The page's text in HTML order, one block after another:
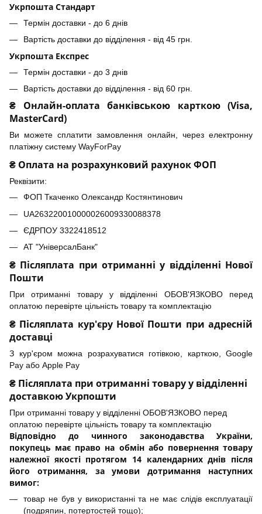
Укрпошта Стандарт
Термін доставки - до 6 днів
Вартість доставки до відділення - від 45 грн.
Укрпошта Експрес
Термін доставки - до 3 днів
Вартість доставки до відділення - від 60 грн.
₴ Онлайн-оплата банківською карткою (Visa,
MasterCard)
Ви можете сплатити замовлення онлайн, через електронну
платіжну систему WayForPay
₴ Оплата на розрахунковий рахунок ФОП
Реквізити:
ФОП Ткаченко Олександр Костянтинович
UA263220010000026009330088378
ЄДРПОУ 3322418512
АТ "УніверсалБанк"
₴ Післяплата при отриманні у відділенні Нової
Пошти
При отриманні товару у відділенні ОБОВ'ЯЗКОВО перед
оплатою перевірте цільність товару та комплектацію
₴ Післяплата кур'єру Нової Пошти при адресній
доставці
З кур'єром можна розрахуватися готівкою, карткою, Google
Pay або Apple Pay
₴ Післяплата при отриманні товару у відділенні
доставкою Укрпошти
При отриманні товару у відділенні ОБОВ'ЯЗКОВО перед
оплатою перевірте цільність товару та комплектацію
Відповідно до чинного законодавства України,
покупець має право на обмін або повернення товару
належної якості протягом 14 календарних днів після
його отримання, за умови дотримання наступних
вимог:
товар не був у використанні та не має слідів експлуатації
(подряпин, потертостей тощо);